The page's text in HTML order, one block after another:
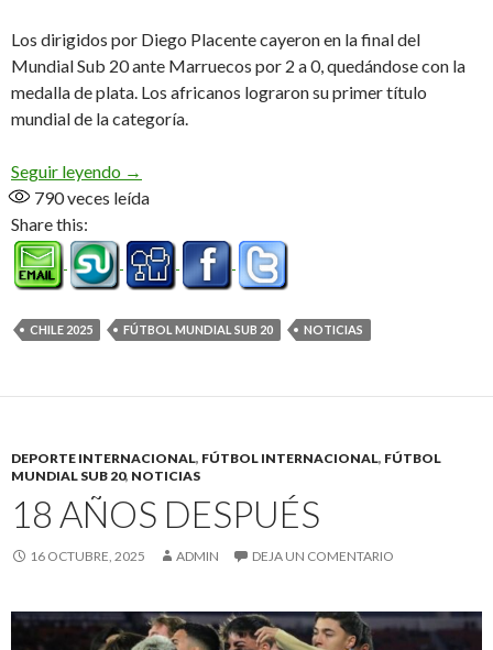
Los dirigidos por Diego Placente cayeron en la final del
Mundial Sub 20 ante Marruecos por 2 a 0, quedándose con la
medalla de plata. Los africanos lograron su primer título
mundial de la categoría.
Seguir leyendo Un día tocaba volver a caer
→
790veces leída
Share this:
CHILE 2025 FÚTBOL MUNDIAL SUB 20 NOTICIAS
DEPORTE INTERNACIONAL, FÚTBOL INTERNACIONAL, FÚTBOL
MUNDIAL SUB 20, NOTICIAS
18 AÑOS DESPUÉS
16 OCTUBRE, 2025 ADMIN DEJA UN COMENTARIO